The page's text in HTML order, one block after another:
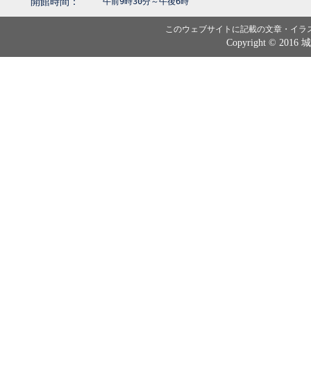
このウェブサイトに記載の文章・イ
Copyright © 2016